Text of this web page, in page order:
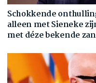
Schokkende
alleen met Sieneke
met déze bekende